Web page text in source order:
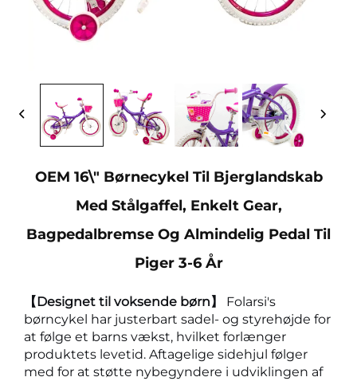
OEM 16\" Børnecykel Til Bjerglandskab
Med Stålgaffel, Enkelt Gear,
Bagpedalbremse Og Almindelig Pedal Til
Piger 3-6 År
【Designet til voksende børn】 Folarsi's
børncykel har justerbart sadel- og styrehøjde for
at følge et barns vækst, hvilket forlænger
produktets levetid. Aftagelige sidehjul følger
med for at støtte nybegyndere i udviklingen af